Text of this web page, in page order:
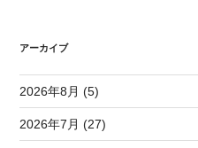
アーカイブ
2026年8月 (5)
2026年7月 (27)